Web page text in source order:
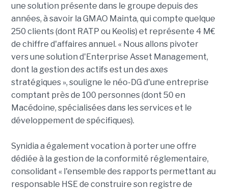
une solution présente dans le groupe depuis des
années, à savoir la GMAO Mainta, qui compte quelque
250 clients (dont RATP ou Keolis) et représente 4 M€
de chiffre d'affaires annuel. « Nous allons pivoter
vers une solution d'Enterprise Asset Management,
dont la gestion des actifs est un des axes
stratégiques », souligne le néo-DG d'une entreprise
comptant près de 100 personnes (dont 50 en
Macédoine, spécialisées dans les services et le
développement de spécifiques).
Synidia a également vocation à porter une offre
dédiée à la gestion de la conformité réglementaire,
consolidant « l'ensemble des rapports permettant au
responsable HSE de construire son registre de